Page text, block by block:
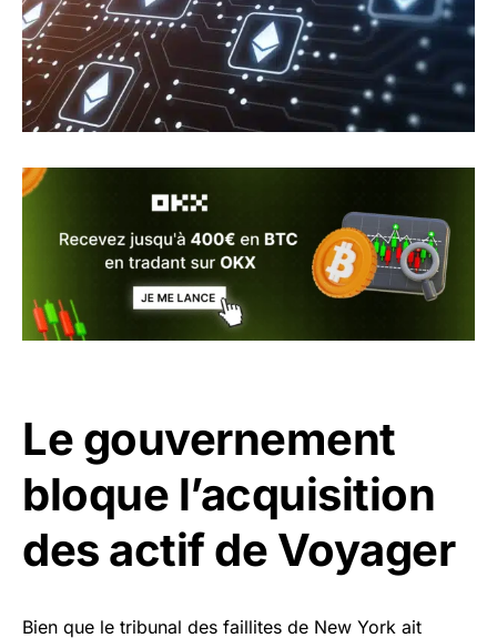
Le gouvernement
bloque l’acquisition
des actif de Voyager
Bien que le tribunal des faillites de New York ait